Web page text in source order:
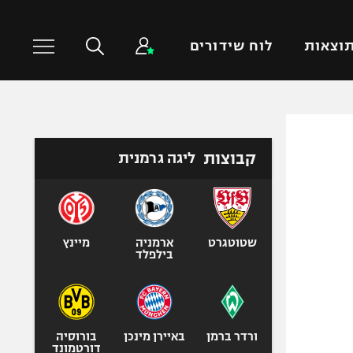
תוצאות לוח שידורים
טניס
כדורעף
ג'ודו
ספורט אולימפי
קבוצות ליגה גרמנית
שטוטגרט
ארמניה
בילפלד
מיינץ
ורדר ברמן באיירן מינכן
בורוסיה
דורטמונד